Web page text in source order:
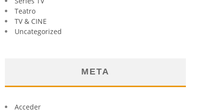
Teatro
TV & CINE
Uncategorized
META
Acceder